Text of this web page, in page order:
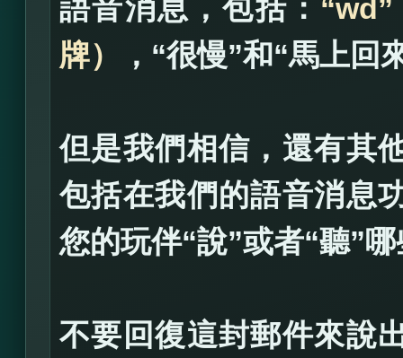
語音消息，包括：
牌）
，“很慢”和“馬上回
但是我們相信，還有其
包括在我們的語音消息
您的玩伴“說”或者“聽”
不要回復這封郵件來說